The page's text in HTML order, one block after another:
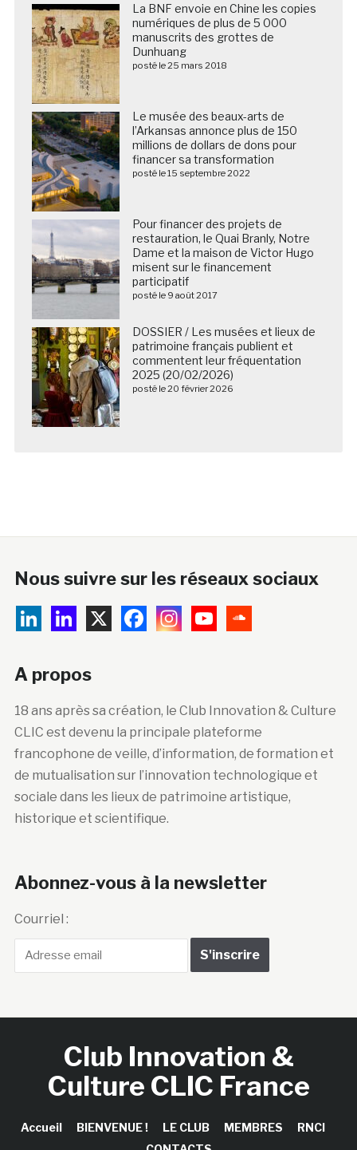
La BNF envoie en Chine les copies
numériques de plus de 5 000
manuscrits des grottes de
Dunhuang
posté le 25 mars 2018
Le musée des beaux-arts de
l’Arkansas annonce plus de 150
millions de dollars de dons pour
financer sa transformation
posté le 15 septembre 2022
Pour financer des projets de
restauration, le Quai Branly, Notre
Dame et la maison de Victor Hugo
misent sur le financement
participatif
posté le 9 août 2017
DOSSIER / Les musées et lieux de
patrimoine français publient et
commentent leur fréquentation
2025 (20/02/2026)
posté le 20 février 2026
Nous suivre sur les réseaux sociaux
A propos
18 ans après sa création, le Club Innovation & Culture
CLIC est devenu la principale plateforme
francophone de veille, d’information, de formation et
de mutualisation sur l’innovation technologique et
sociale dans les lieux de patrimoine artistique,
historique et scientifique.
Abonnez-vous à la newsletter
Courriel :
Club Innovation &
Culture CLIC France
Accueil BIENVENUE ! LE CLUB MEMBRES
RNCI